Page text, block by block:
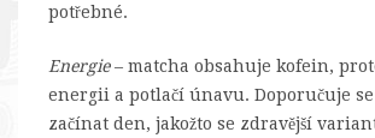
potřebné.
Energie– matcha obsahuje kofein,
energii a potlačí únavu. Doporučuje
začínat den, jakožto se zdravější